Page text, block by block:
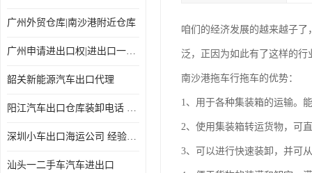
广州外贸仓库|南沙港附近仓库
广州申请进出口权|进出口一站式
韶关新能源汽车出口代理
阳江汽车出口仓库装卸电话 经验丰富
深圳小车出口海运公司 经验丰富
汕头一二手车汽车进出口
咱们的经济发展的越来越子
泛，正因为如此有了这样的
南沙港拖车行拖车的优势：
1、用于各种集装箱的运输。
2、使用集装箱转运货物，可
3、可以进行快速装卸，并可